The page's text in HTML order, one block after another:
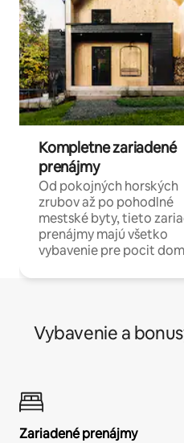
Kompletne zariadené
prenájmy
Od pokojných horských
zrubov až po pohodlné
mestské byty, tieto
prenájmy majú všetko
vybavenie pre pocit
Vybavenie a
Zariadené prenájmy